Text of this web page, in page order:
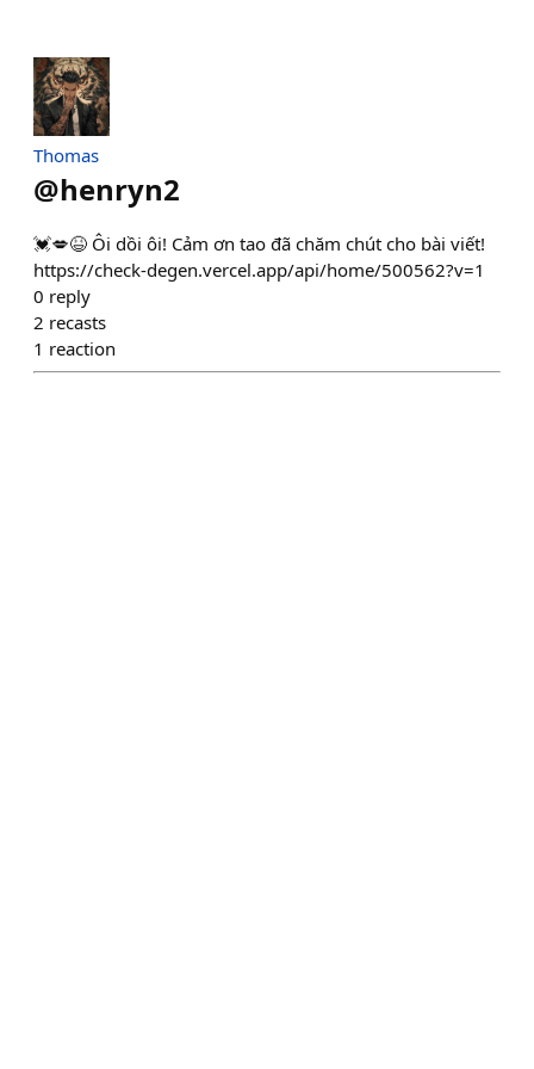
Thomas
@henryn2
💓💋😆 Ôi dồi ôi! Cảm ơn tao đã chăm chút cho bài viết!
https://check-degen.vercel.app/api/home/500562?v=1
0 reply
2 recasts
1 reaction